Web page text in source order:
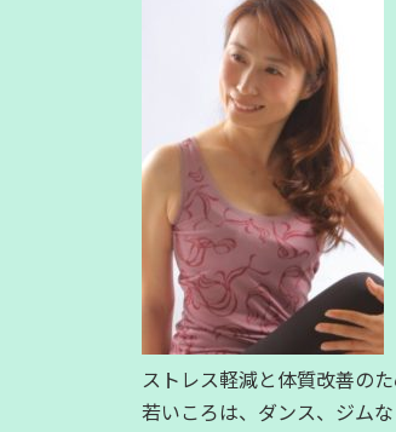
ストレス軽減と体質改善の
若いころは、ダンス、ジム